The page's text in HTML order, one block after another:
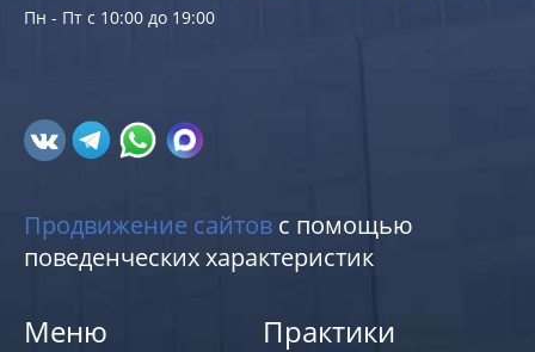
Пн - Пт с 10:00 до 19:00
Продвижение сайтов с помощью
поведенческих характеристик
Меню Практики